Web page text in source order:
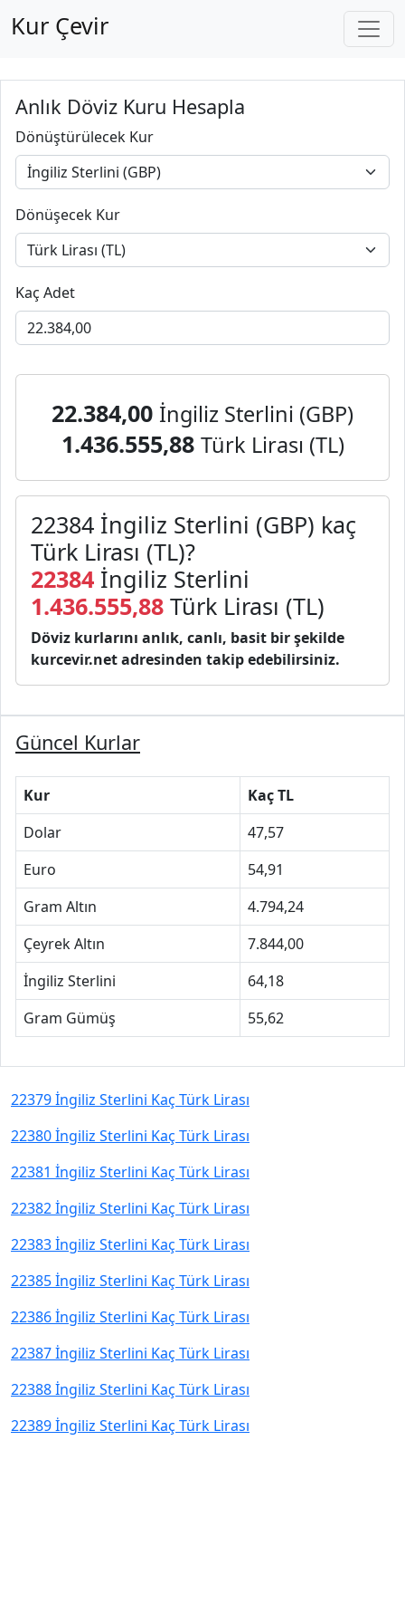
Kur Çevir
Anlık Döviz Kuru Hesapla
Dönüştürülecek Kur
Dönüşecek Kur
Kaç Adet
22.384,00 İngiliz Sterlini (GBP)
1.436.555,88 Türk Lirası (TL)
22384 İngiliz Sterlini (GBP) kaç
Türk Lirası (TL)?
22384 İngiliz Sterlini
1.436.555,88 Türk Lirası (TL)
Döviz kurlarını anlık, canlı, basit bir şekilde
kurcevir.net adresinden takip edebilirsiniz.
Güncel Kurlar
Kur
Kaç TL
Dolar
47,57
Euro
54,91
Gram Altın
4.794,24
Çeyrek Altın
7.844,00
İngiliz Sterlini
64,18
Gram Gümüş
55,62
22379 İngiliz Sterlini Kaç Türk Lirası
22380 İngiliz Sterlini Kaç Türk Lirası
22381 İngiliz Sterlini Kaç Türk Lirası
22382 İngiliz Sterlini Kaç Türk Lirası
22383 İngiliz Sterlini Kaç Türk Lirası
22385 İngiliz Sterlini Kaç Türk Lirası
22386 İngiliz Sterlini Kaç Türk Lirası
22387 İngiliz Sterlini Kaç Türk Lirası
22388 İngiliz Sterlini Kaç Türk Lirası
22389 İngiliz Sterlini Kaç Türk Lirası